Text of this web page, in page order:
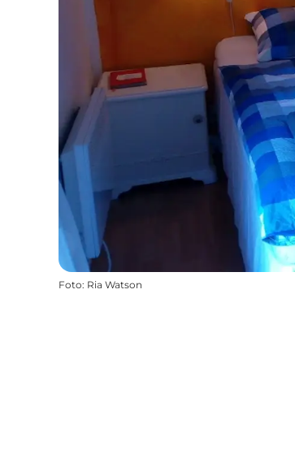
Foto: Ria Watson